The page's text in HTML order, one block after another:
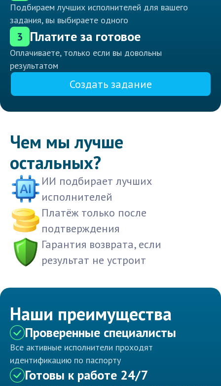
Подбираем лучших исполнителей для вашего
задания, вы выбираете одного
3 Платите за готовое
Оплачиваете, только если вы довольны
результатом
Создать задание
Чем мы лучше
остальных?
ИИ подбирает лучших
исполнителей
Платёж только после
подтверждения
Гарантия возврата, если
результат не устроит
Наши преимущества
Проверенные специалисты
Все активные исполнители проходят
идентификацию по паспорту
Готовы к работе 24/7